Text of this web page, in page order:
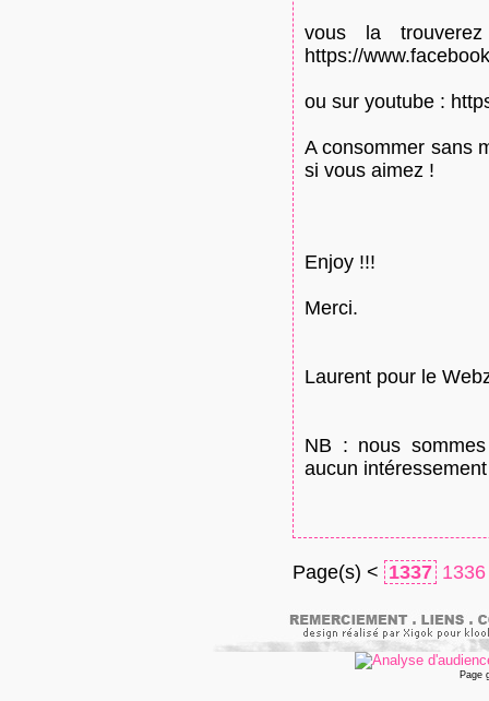
vous la
https://
ou sur youtube :
A consommer sans
si vous aimez !
Enjoy !!!
Merci.
Laurent pour le
NB : nous
aucun
Page(s) < 1337 1336
Page